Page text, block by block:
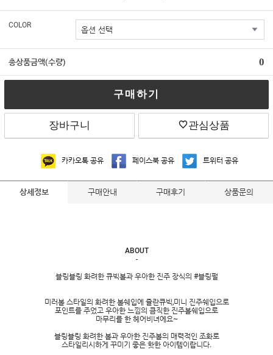
COLOR
총상품금액(수량) 0
구매하기
장바구니 관심상품
카카오톡 공유 페이스북 공유 트위터 공유
상세정보 구매안내 구매후기 상품문의
ABOUT
-
블링블링 화려한 큐빅볼과 우아한 진주 장식의 #블링펄
미러볼 스타일의 화려한 볼쉐입에 쥴란큐빅,미니 진주쉐입으로
포인트를 주었고 우아한 느낌의 큼직한 진주볼쉐입으로
마무리를 한 헤어비녀에요~
블링블링 화려한 볼과 우아한 진주볼의 매력적인 조화로
스타일리시하게 꾸미기 좋은 핫한 아이템이랍니다.